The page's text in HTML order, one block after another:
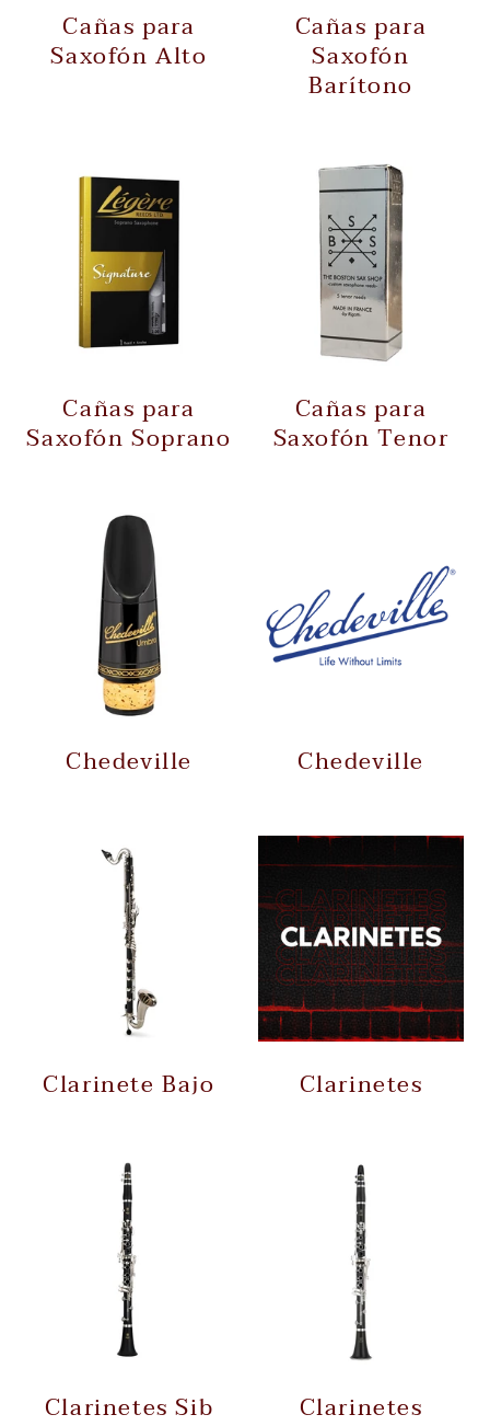
Cañas para
Saxofón Alto
Cañas para
Saxofón
Barítono
Cañas para
Saxofón Soprano
Cañas para
Saxofón Tenor
Chedeville Chedeville
Clarinete Bajo Clarinetes
Clarinetes Sib Clarinetes